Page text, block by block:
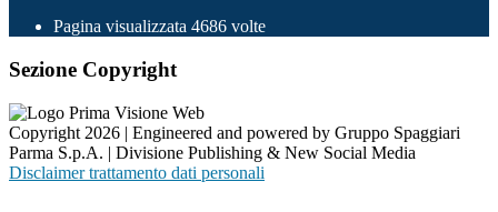
Pagina visualizzata 4686 volte
Sezione Copyright
Copyright 2026 | Engineered and powered by Gruppo Spaggiari
Parma S.p.A. | Divisione Publishing & New Social Media
Disclaimer trattamento dati personali